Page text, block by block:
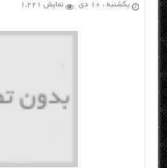
یکشنبه ، ۱۰ دی نمایش 1,221